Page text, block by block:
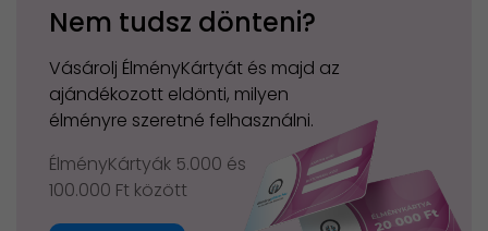
Nem tudsz dönteni?
Vásárolj ÉlményKártyát és majd az
ajándékozott eldönti, milyen
élményre szeretné felhasználni.
ÉlményKártyák 5.000 és
100.000 Ft között